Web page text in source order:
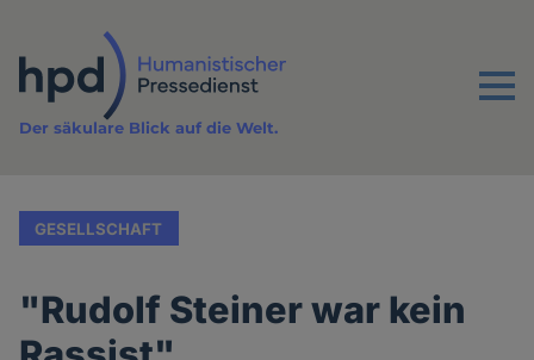
Inhalt
Menu
Der säkulare Blick auf die Welt.
GESELLSCHAFT
"Rudolf Steiner war kein